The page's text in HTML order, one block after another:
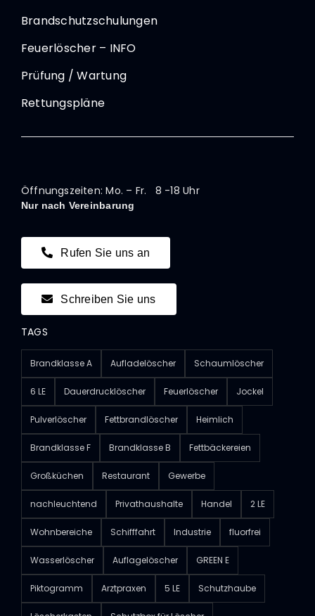
Brandschutzschulungen
Feuerlöscher – INFO
Prüfung / Wartung
Rettungspläne
Öffnungszeiten: Mo. – Fr. 8 -18 Uhr
Nur nach Vereinbarung
Rufen Sie uns an
Schreiben Sie uns
TAGS
Brandklasse A Aufladelöscher Schaumlöscher
6 LE Dauerdrucklöscher Feuerlöscher Jockel
Pulverlöscher Fettbrandlöscher Heimlich
Brandklasse F Brandklasse B Fettbäckereien
Großküchen Restaurant Gewerbe
nachleuchtend Privathaushalte Handel 2 LE
Wohnbereiche Schifffahrt Industrie fluorfrei
Wasserlöscher Auflagelöscher GREEN E
Piktogramm Arztpraxen 5 LE Schutzhaube